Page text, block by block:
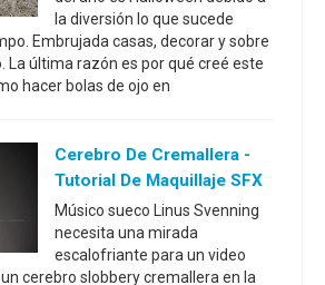
la diversión lo que sucede
Embrujada casas, decorar y sobre
La última razón es por qué creé este
hacer bolas de ojo en
Cerebro De Cremallera -
Tutorial De Maquillaje SFX
Músico sueco Linus Svenning
necesita una mirada
escalofriante para un video
cerebro slobbery cremallera en la